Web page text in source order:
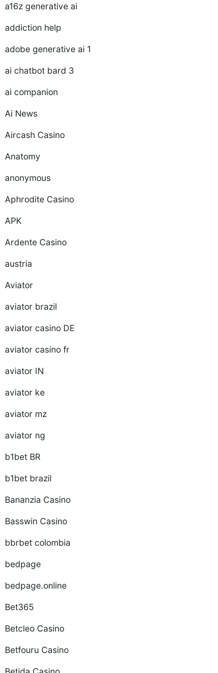
a16z generative ai
addiction help
adobe generative ai 1
ai chatbot bard 3
ai companion
Ai News
Aircash Casino
Anatomy
anonymous
Aphrodite Casino
APK
Ardente Casino
austria
Aviator
aviator brazil
aviator casino DE
aviator casino fr
aviator IN
aviator ke
aviator mz
aviator ng
b1bet BR
b1bet brazil
Bananzia Casino
Basswin Casino
bbrbet colombia
bedpage
bedpage.online
Bet365
Betcleo Casino
Betfouru Casino